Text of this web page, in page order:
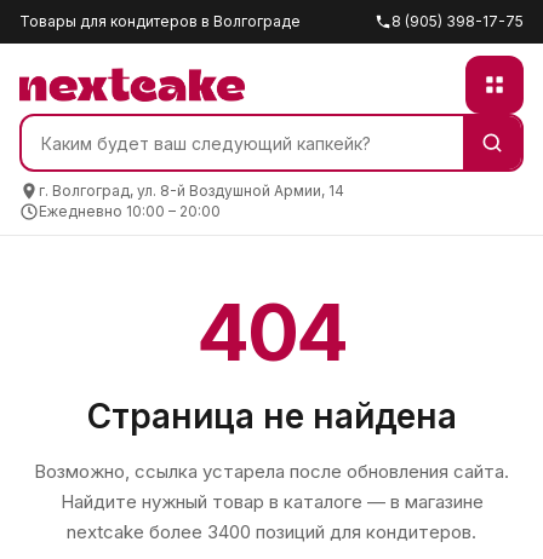
Товары для кондитеров в Волгограде 8 (905) 398-17-75
г. Волгоград, ул. 8-й Воздушной Армии, 14
Ежедневно 10:00 – 20:00
404
Страница не найдена
Возможно, ссылка устарела после обновления сайта.
Найдите нужный товар в каталоге — в магазине
nextcake более 3400 позиций для кондитеров.